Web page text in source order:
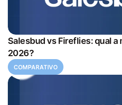
Salesbud vs Fireflies: qual a
2026?
COMPARATIVO